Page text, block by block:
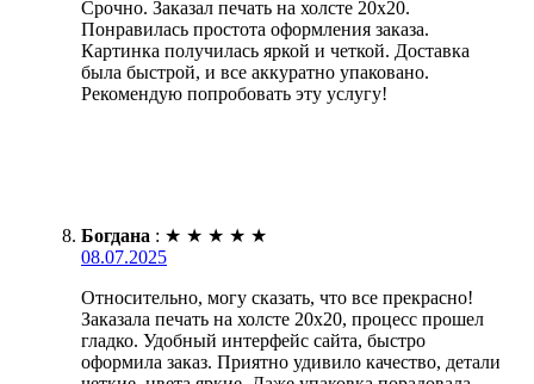
Срочно. Заказал печать на холсте 20х20.
Понравилась простота оформления заказа.
Картинка получилась яркой и четкой. Доставка
была быстрой, и все аккуратно упаковано.
Рекомендую попробовать эту услугу!
Богдана : ★ ★ ★ ★ ★
08.07.2025
Относительно, могу сказать, что все прекрасно!
Заказала печать на холсте 20х20, процесс прошел
гладко. Удобный интерфейс сайта, быстро
оформила заказ. Приятно удивило качество, детали